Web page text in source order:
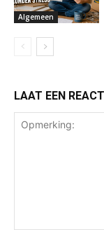
Algemeen
LAAT EEN